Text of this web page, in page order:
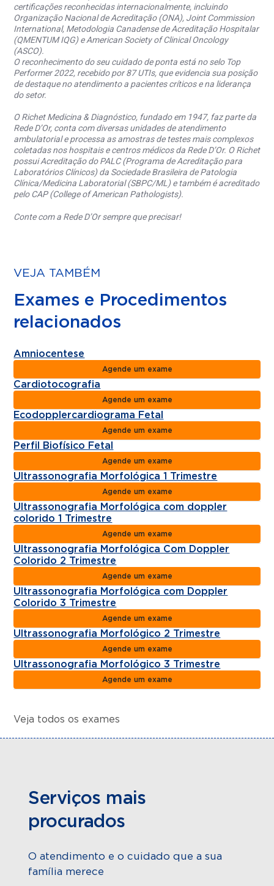
certificações reconhecidas internacionalmente, incluindo
Organização Nacional de Acreditação (ONA), Joint Commission
International, Metodologia Canadense de Acreditação Hospitalar
(QMENTUM IQG) e American Society of Clinical Oncology
(ASCO).
O reconhecimento do seu cuidado de ponta está no selo Top
Performer 2022, recebido por 87 UTIs, que evidencia sua posição
de destaque no atendimento a pacientes críticos e na liderança
do setor.
O Richet Medicina & Diagnóstico, fundado em 1947, faz parte da
Rede D’Or, conta com diversas unidades de atendimento
ambulatorial e processa as amostras de testes mais complexos
coletadas nos hospitais e centros médicos da Rede D’Or. O Richet
possui Acreditação do PALC (Programa de Acreditação para
Laboratórios Clínicos) da Sociedade Brasileira de Patologia
Clínica/Medicina Laboratorial (SBPC/ML) e também é acreditado
pelo CAP (College of American Pathologists).
Conte com a Rede D’Or sempre que precisar!
VEJA TAMBÉM
Exames e Procedimentos
relacionados
Amniocentese
Agende um exame
Cardiotocografia
Agende um exame
Ecodopplercardiograma Fetal
Agende um exame
Perfil Biofísico Fetal
Agende um exame
Ultrassonografia Morfológica 1 Trimestre
Agende um exame
Ultrassonografia Morfológica com doppler
colorido 1 Trimestre
Agende um exame
Ultrassonografia Morfológica Com Doppler
Colorido 2 Trimestre
Agende um exame
Ultrassonografia Morfológica com Doppler
Colorido 3 Trimestre
Agende um exame
Ultrassonografia Morfológico 2 Trimestre
Agende um exame
Ultrassonografia Morfológico 3 Trimestre
Agende um exame
Veja todos os exames
Serviços mais
procurados
O atendimento e o cuidado que a sua
família merece